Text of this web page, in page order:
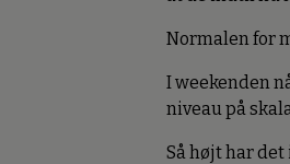
Normalen for
I weekenden
niveau på
Så højt har